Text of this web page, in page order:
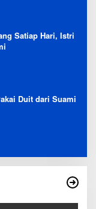
Satiap Hari, Istri
Duit dari Suami